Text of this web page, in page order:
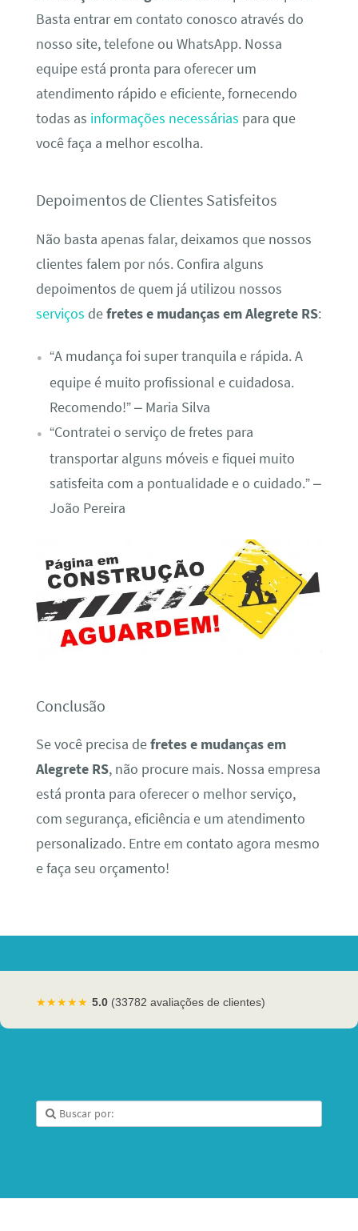
Basta entrar em contato conosco através do
nosso site, telefone ou WhatsApp. Nossa
equipe está pronta para oferecer um
atendimento rápido e eficiente, fornecendo
todas as informações necessárias para que
você faça a melhor escolha.
Depoimentos de Clientes Satisfeitos
Não basta apenas falar, deixamos que nossos
clientes falem por nós. Confira alguns
depoimentos de quem já utilizou nossos
serviços defretes e mudanças em Alegrete RS:
“A mudança foi super tranquila e rápida. A
equipe é muito profissional e cuidadosa.
Recomendo!” – Maria Silva
“Contratei o serviço de fretes para
transportar alguns móveis e fiquei muito
satisfeita com a pontualidade e o cuidado.” –
João Pereira
Conclusão
Se você precisa defretes e mudanças em
Alegrete RS, não procure mais. Nossa empresa
está pronta para oferecer o melhor serviço,
com segurança, eficiência e um atendimento
personalizado. Entre em contato agora mesmo
e faça seu orçamento!
★★★★★ 5.0 (33782 avaliações de clientes)